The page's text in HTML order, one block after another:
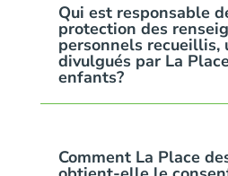
Qui est responsable
protection des
personnels recueillis,
divulgués par La
enfants?
Comment La Place